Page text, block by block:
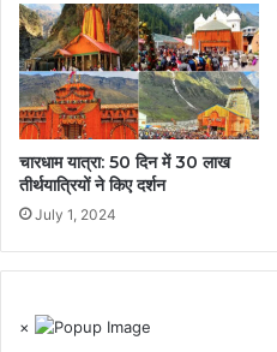
चारधाम यात्रा: 50 दिन में 30 लाख
तीर्थयात्रियों ने किए दर्शन
July 1, 2024
×